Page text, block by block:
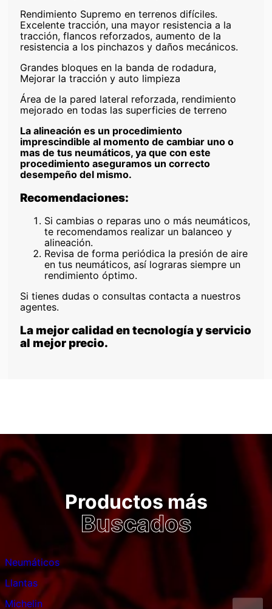
Rendimiento Supremo en terrenos difíciles.
Excelente tracción, una mayor resistencia a la
tracción, flancos reforzados, aumento de la
resistencia a los pinchazos y daños mecánicos.
Grandes bloques en la banda de rodadura,
Mejorar la tracción y auto limpieza
Área de la pared lateral reforzada, rendimiento
mejorado en todas las superficies de terreno
La alineación es un procedimiento
imprescindible al momento de cambiar uno o
mas de tus neumáticos, ya que con este
procedimiento aseguramos un correcto
desempeño del mismo.
Recomendaciones:
Si cambias o reparas uno o más neumáticos,
te recomendamos realizar un balanceo y
alineación.
Revisa de forma periódica la presión de aire
en tus neumáticos, así lograras siempre un
rendimiento óptimo.
Si tienes dudas o consultas contacta a nuestros
agentes.
La mejor calidad en tecnología y servicio
al mejor precio.
Productos más
Buscados
Neumáticos
Llantas
Michelin